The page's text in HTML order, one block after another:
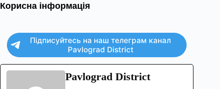
Корисна інформація
Підписуйтесь на наш телеграм канал
Pavlograd District
Pavlograd District